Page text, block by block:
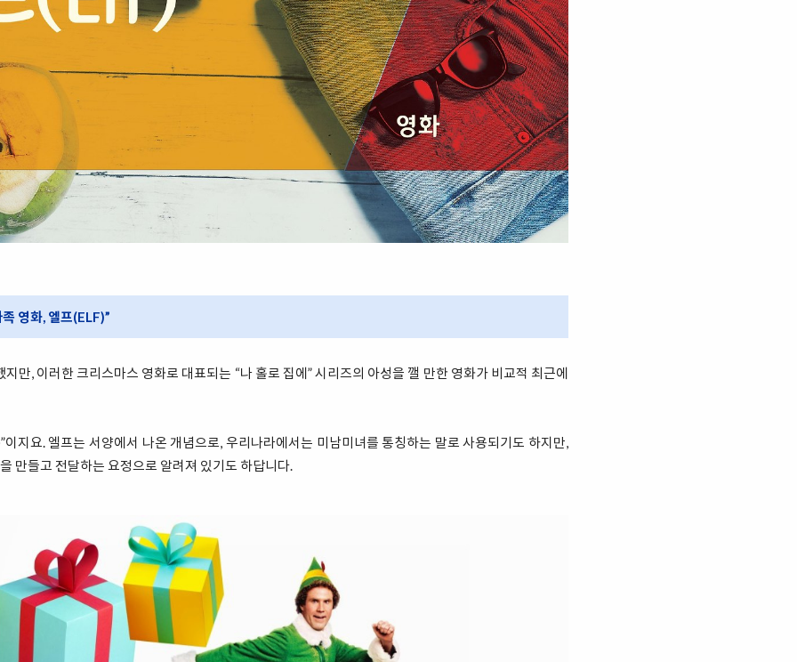
영화, 엘프(ELF)”
만, 이러한 크리스마스 영화로 대표되는 “나 홀로 집에” 시리즈의 아성을 깰 만한 영화가 비교적 최근에
이지요. 엘프는 서양에서 나온 개념으로, 우리나라에서는 미남미녀를 통칭하는 말로 사용되기도 하지만,
만들고 전달하는 요정으로 알려져 있기도 하답니다.